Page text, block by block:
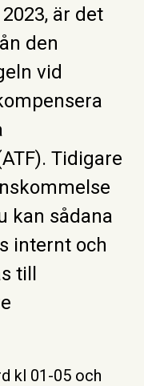
är det
den
vid
Tidigare
kan sådana
internt och
till
kl 01-05 och